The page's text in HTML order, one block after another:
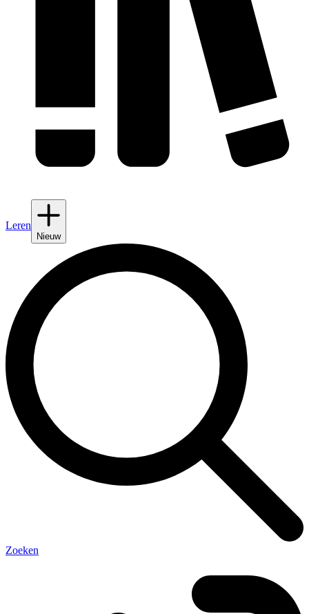
Leren
Nieuw
Zoeken